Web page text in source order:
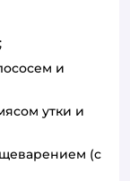
и
утки и
(c